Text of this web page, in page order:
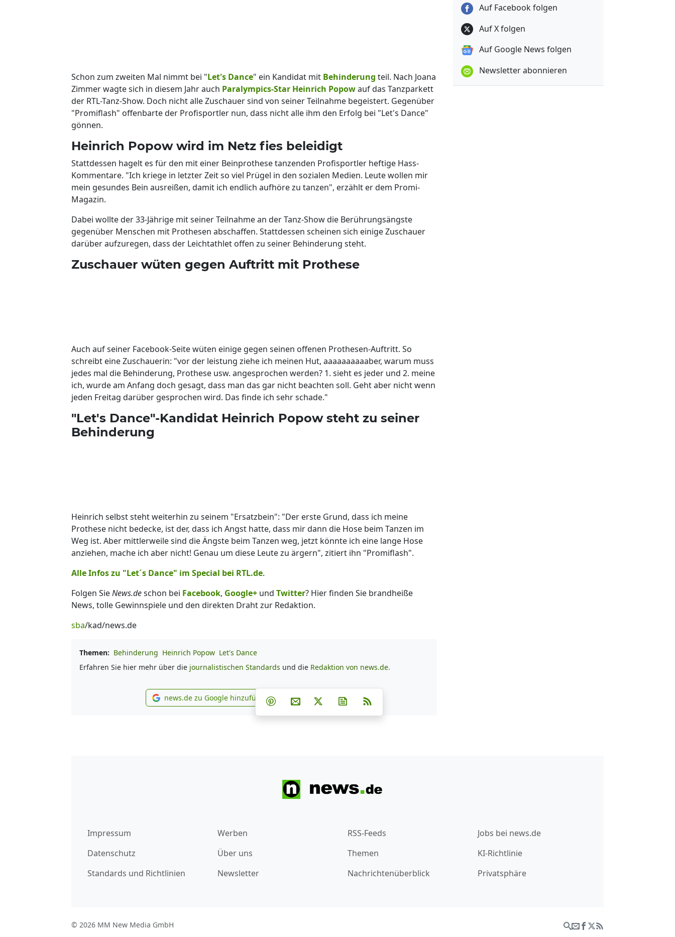
Schon zum zweiten Mal nimmt bei "Let's Dance" ein Kandidat mit Behinderung teil. Nach Joana
Zimmer wagte sich in diesem Jahr auch Paralympics-Star Heinrich Popowauf das Tanzparkett
der RTL-Tanz-Show. Doch nicht alle Zuschauer sind von seiner Teilnahme begeistert. Gegenüber
"Promiflash" offenbarte der Profisportler nun, dass nicht alle ihm den Erfolg bei "Let's Dance"
gönnen.
Heinrich Popow wird im Netz fies beleidigt
Stattdessen hagelt es für den mit einer Beinprothese tanzenden Profisportler heftige Hass-
Kommentare. "Ich kriege in letzter Zeit so viel Prügel in den sozialen Medien. Leute wollen mir
mein gesundes Bein ausreißen, damit ich endlich aufhöre zu tanzen", erzählt er dem Promi-
Magazin.
Dabei wollte der 33-Jährige mit seiner Teilnahme an der Tanz-Show die Berührungsängste
gegenüber Menschen mit Prothesen abschaffen. Stattdessen scheinen sich einige Zuschauer
darüber aufzuregen, dass der Leichtathlet offen zu seiner Behinderung steht.
Zuschauer wüten gegen Auftritt mit Prothese
Auch auf seiner Facebook-Seite wüten einige gegen seinen offenen Prothesen-Auftritt. So
schreibt eine Zuschauerin: "vor der leistung ziehe ich meinen Hut, aaaaaaaaaaber, warum muss
jedes mal die Behinderung, Prothese usw. angesprochen werden? 1. sieht es jeder und 2. meine
ich, wurde am Anfang doch gesagt, dass man das gar nicht beachten soll. Geht aber nicht wenn
jeden Freitag darüber gesprochen wird. Das finde ich sehr schade."
"Let's Dance"-Kandidat Heinrich Popow steht zu seiner
Behinderung
Heinrich selbst steht weiterhin zu seinem "Ersatzbein": "Der erste Grund, dass ich meine
Prothese nicht bedecke, ist der, dass ich Angst hatte, dass mir dann die Hose beim Tanzen im
Weg ist. Aber mittlerweile sind die Ängste beim Tanzen weg, jetzt könnte ich eine lange Hose
anziehen, mache ich aber nicht! Genau um diese Leute zu ärgern", zitiert ihn "Promiflash".
Alle Infos zu "Let´s Dance" im Special bei RTL.de.
Folgen SieNews.deschon bei Facebook, Google+ und Twitter? Hier finden Sie brandheiße
News, tolle Gewinnspiele und den direkten Draht zur Redaktion.
sba/kad/news.de
Themen: Behinderung Heinrich Popow Let's Dance
Erfahren Sie hier mehr über die journalistischen Standards und die Redaktion von news.de.
news.de zu Google hinzufügen
news.de zu Google hinzufügen Teilen auf Facebook
Teilen auf Whatsapp
Teilen auf Telegram
Teilen auf Pinterest
Per E-Mail teilen
Post auf XNewsletter abonnieren
Auf Facebook folgen
Auf X folgen
Auf Google News folgen
Newsletter abonnieren
Impressum
Datenschutz
Standards und Richtlinien
Werben
Über uns
Newsletter
RSS-Feeds
Themen
Nachrichtenüberblick
Jobs bei news.de
KI-Richtlinie
Privatsphäre
© 2026 MM New Media GmbH